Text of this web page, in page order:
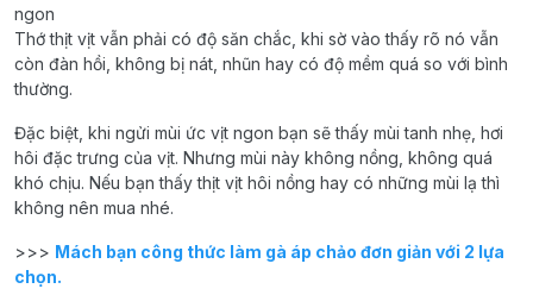
ngon
Thớ thịt vịt vẫn phải có độ săn chắc, khi sờ vào thấy rõ nó vẫn
còn đàn hồi, không bị nát, nhũn hay có độ mềm quá so với bình
thường.
Đặc biệt, khi ngửi mùi ức vịt ngon bạn sẽ thấy mùi tanh nhẹ, hơi
hôi đặc trưng của vịt. Nhưng mùi này không nồng, không quá
khó chịu. Nếu bạn thấy thịt vịt hôi nồng hay có những mùi lạ thì
không nên mua nhé.
>>> Mách bạn công thức làm gà áp chảo đơn giản với 2 lựa
chọn.